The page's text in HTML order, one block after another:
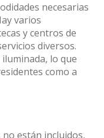
necesarias
varios
y centros de
diversos.
lo que
como a
están incluidos,